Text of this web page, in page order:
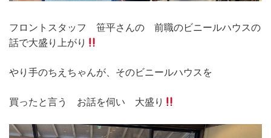
フロントスタッフ 笹平さんの 前職のビニールハウスの
話で大盛り上がり
やり手のちえちゃんが、そのビニールハウスを
買ったと言う お話を伺い 大盛り